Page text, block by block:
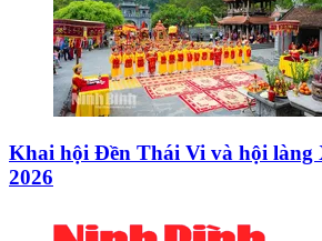
Khai hội Đền Thái Vi và hội làng
2026